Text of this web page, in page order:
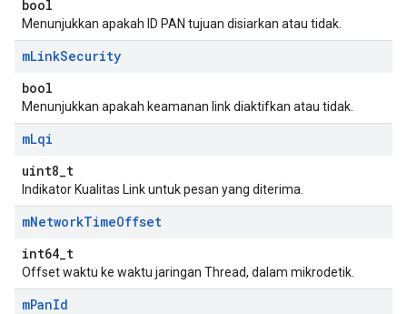
bool
Menunjukkan apakah ID PAN tujuan disiarkan atau tidak.
mLinkSecurity
bool
Menunjukkan apakah keamanan link diaktifkan atau tidak.
mLqi
uint8_t
Indikator Kualitas Link untuk pesan yang diterima.
mNetworkTimeOffset
int64_t
Offset waktu ke waktu jaringan Thread, dalam mikrodetik.
mPanId